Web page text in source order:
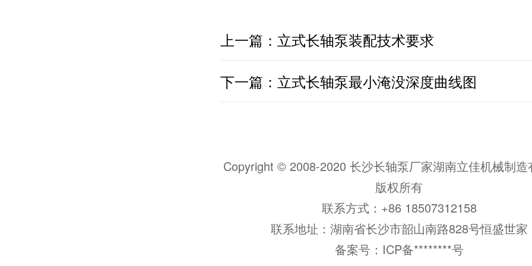
上一篇： 立式长轴泵装配技术要求
下一篇： 立式长轴泵最小淹没深度曲线图
Copyright © 2008-2020 长沙长轴泵厂家湖南立佳机械制造
版权所有
联系方式：+86 18507312158
联系地址：湖南省长沙市韶山南路828号恒盛世家
备案号： ICP备********号